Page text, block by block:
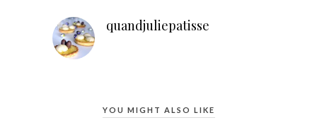
quandjuliepatisse
YOU MIGHT ALSO LIKE